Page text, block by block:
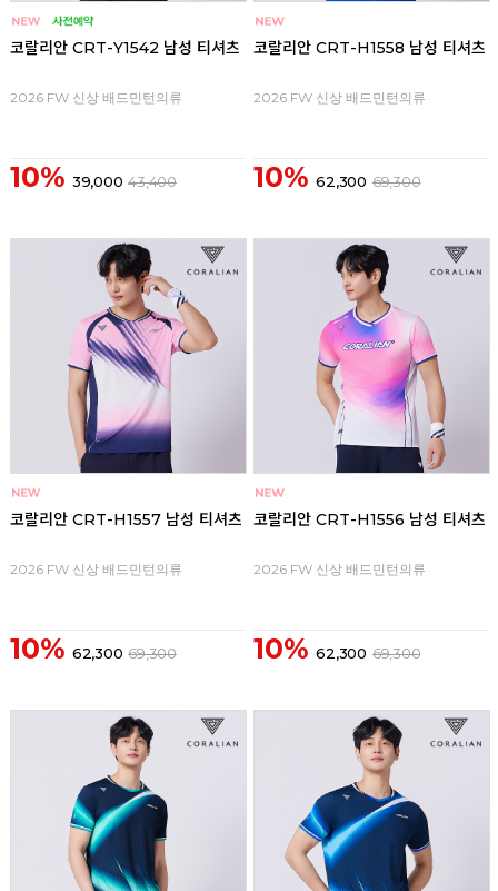
코랄리안 CRT-Y1542 남성 티셔츠
2026 FW 신상 배드민턴의류
10% 39,000 43,400
코랄리안 CRT-H1558 남성 티셔츠
2026 FW 신상 배드민턴의류
10% 62,300 69,300
코랄리안 CRT-H1557 남성 티셔츠
2026 FW 신상 배드민턴의류
10% 62,300 69,300
코랄리안 CRT-H1556 남성 티셔츠
2026 FW 신상 배드민턴의류
10% 62,300 69,300